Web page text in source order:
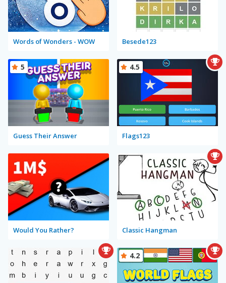
Words of Wonders - WOW Besede123
Guess Their Answer
5
Flags123
4.5
Would You Rather? Classic Hangman
4.2